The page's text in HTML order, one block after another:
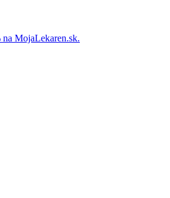
MojaLekaren.sk.